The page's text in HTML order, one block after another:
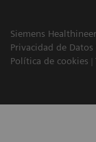
Siemens
Privacidad de
Política de cookies